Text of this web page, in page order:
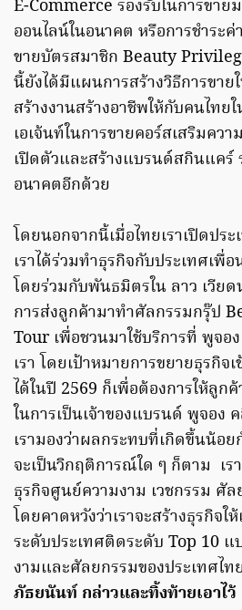
E-Commerce รองรับในการขา
ออนไลน์ในอนาคต หรือการชำระ
ขายบัตรสมาชิก Beauty
นี้ยังได้มีแผนการสร้างวิธีการขาย
สร้างงานสร้างอาชีพให้กับคนไท
เอเจ้นท์ในการขายคอร์สเสริมคว
เปิดตัวและสร้างแบรนด์สกินแคร์
อนาคตอีกด้วย
โดยนอกจากนี้เมื่อไทยเราเปิดปร
เราได้ร่วมทำธุรกิจกับประเทศเพื่
โดยร่วมกับพันธมิตรใน ลาว เวีย
การส่งลูกค้ามาทำศัลกรรมกรุ๊ป
Tour เพื่อชวนมาใช้บริการที่ พูจอ
เรา โดยเป้าหมายการขยายธุรกิ
ได้ในปี 2569 ก็เพื่อต้องการให้ลูก
ในการเป็นเจ้าของแบรนด์ พูจอง
เรามองว่าผลกระทบที่เกิดขึ้นน้อ
จะเป็นวิกฤติการณ์ใด ๆ ก็ตาม เร
ธุรกิจศูนย์ความงาม เวชกรรม ศัล
โดยคาดหวังว่าเราจะสร้างธุรกิจใ
ระดับประเทศติดระดับ Top 10 แ
งามและศัลยกรรมของประเทศไท
ภัธยนันท์ กล่าวและทิ้งท้ายเอาไว้